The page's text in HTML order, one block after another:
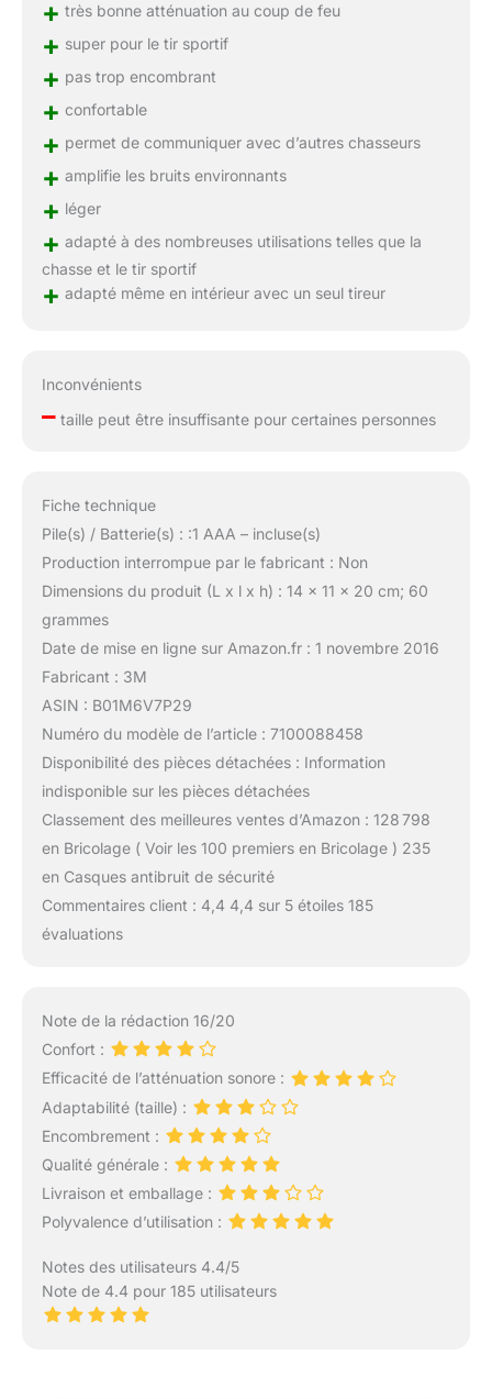
+ très bonne atténuation au coup de feu
+ super pour le tir sportif
+ pas trop encombrant
+ confortable
+ permet de communiquer avec d’autres chasseurs
+ amplifie les bruits environnants
+ léger
+ adapté à des nombreuses utilisations telles que la
chasse et le tir sportif
+ adapté même en intérieur avec un seul tireur
Inconvénients
–taille peut être insuffisante pour certaines personnes
Fiche technique
Pile(s) / Batterie(s) : :1 AAA – incluse(s)
Production interrompue par le fabricant : Non
Dimensions du produit (L x l x h) : 14 x 11 x 20 cm; 60
grammes
Date de mise en ligne sur Amazon.fr : 1 novembre 2016
Fabricant : 3M
ASIN : B01M6V7P29
Numéro du modèle de l’article : 7100088458
Disponibilité des pièces détachées : Information
indisponible sur les pièces détachées
Classement des meilleures ventes d’Amazon : 128 798
en Bricolage ( Voir les 100 premiers en Bricolage ) 235
en Casques antibruit de sécurité
Commentaires client : 4,4 4,4 sur 5 étoiles 185
évaluations
Note de la rédaction 16/20
Confort :
Efficacité de l’atténuation sonore :
Adaptabilité (taille) :
Encombrement :
Qualité générale :
Livraison et emballage :
Polyvalence d’utilisation :
Notes des utilisateurs 4.4/5
Note de 4.4 pour 185 utilisateurs